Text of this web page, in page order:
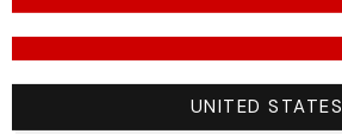
UNITED STATES